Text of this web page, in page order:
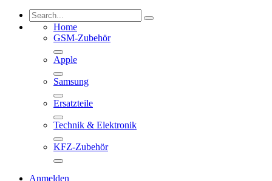
Home
GSM-Zubehör
Apple
Samsung
Ersatzteile
Technik & Elektronik
KFZ-Zubehör
Anmelden